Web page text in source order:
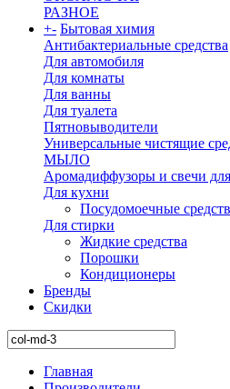
РАЗНОЕ
+- Бытовая химия
Антибактериальные средства
Для автомобиля
Для комнаты
Для ванны
Для туалета
Пятновыводители
Универсальные чистящие
МЫЛО
Аромадиффузоры и свечи
Для кухни
Посудомоечные
Для стирки
Жидкие средства
Порошки
Кондиционеры
Бренды
Скидки
Главная